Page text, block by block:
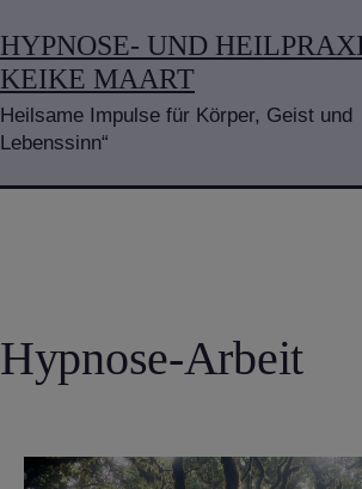
Inhalt
springen
HYPNOSE- UND
KEIKE MAART
Heilsame Impulse für Körper, Geist und
Lebenssinn“
Hypnose-Arbeit